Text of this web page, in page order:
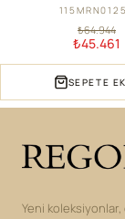
₺64.944
₺45.461
SEPETE
Yeni